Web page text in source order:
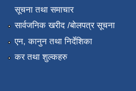
सूचना तथा समाचार
सार्वजनिक खरीद /बोलपत्र सूचना
एन, कानुन तथा निर्देशिका
कर तथा शुल्कहरु